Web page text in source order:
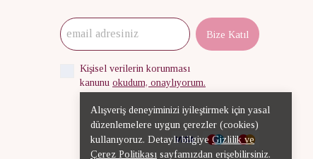
Alışveriş deneyiminizi iyileştirmek için yasal
düzenlemelere uygun çerezler (cookies)
kullanıyoruz. Detaylı bilgiye Gizlilik ve
Çerez Politikası sayfamızdan erişebilirsiniz.
Bize Katıl
Kişisel verilerin korunması
kanunu okudum, onaylıyorum.